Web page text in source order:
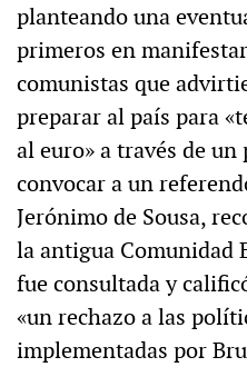
planteando una
primeros en
comunistas que
preparar al país para
al euro» a través de
convocar a un
Jerónimo de Sousa,
la antigua Comunidad
fue consultada y
«un rechazo a las
implementadas por